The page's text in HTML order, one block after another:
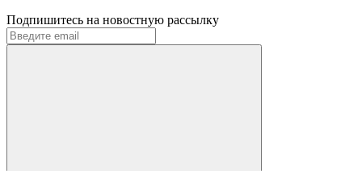
Подпишитесь на новостную рассылку